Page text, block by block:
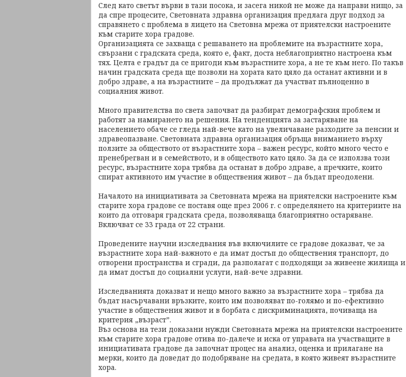
След като светът върви в тази посока, и засега никой не може да направи нищо, за
да спре процесите, Световната здравна организация предлага друг подход за
справянето с проблема в лицето на Световна мрежа от приятелски настроените
към старите хора градове.
Организацията се захваща с решаването на проблемите на възрастните хора,
свързани с градската среда, която е, факт, доста неблагоприятно настроена към
тях. Целта е градът да се пригоди към възрастните хора, а не те към него. По такъв
начин градската среда ще позволи на хората като цяло да останат активни и в
добро здраве, а на възрастните – да продължат да участват пълноценно в
социалния живот.
Много правителства по света започват да разбират демографския проблем и
работят за намирането на решения. На тенденцията за застаряване на
населението обаче се гледа най-вече като на увеличаване разходите за пенсии и
здравеопазване. Световната здравна организация обръща вниманието върху
ползите за обществото от възрастните хора – важен ресурс, който много често е
пренебрегван и в семейството, и в обществото като цяло. За да се използва този
ресурс, възрастните хора трябва да останат в добро здраве, а пречките, които
спират активното им участие в обществения живот – да бъдат преодолени.
Началото на инициативата за Световната мрежа на приятелски настроените към
старите хора градове се поставя още през 2006 г. с определянето на критериите на
които да отговаря градската среда, позволяваща благоприятно остаряване.
Включват се 33 града от 22 страни.
Проведените научни изследвания във включилите се градове доказват, че за
възрастните хора най-важното е да имат достъп до обществения транспорт, до
отворени пространства и сгради, да разполагат с подходящи за живеене жилища и
да имат достъп до социални услуги, най-вече здравни.
Изследванията доказват и нещо много важно за възрастните хора – трябва да
бъдат насърчавани връзките, които им позволяват по-голямо и по-ефективно
участие в обществения живот и в борбата с дискриминацията, почиваща на
критерия „възраст”.
Въз основа на тези доказани нужди Световната мрежа на приятелски настроените
към старите хора градове отива по-далече и иска от управата на участващите в
инициативата градове да започнат процес на анализ, оценка и прилагане на
мерки, които да доведат до подобряване на средата, в която живеят възрастните
хора.